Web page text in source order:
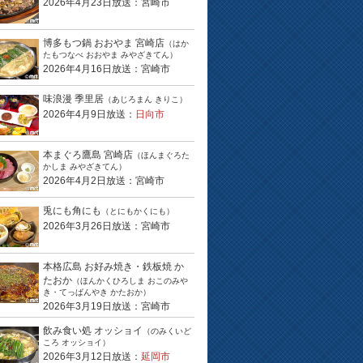
2026年4月23日放送：宮崎市
博多もつ鍋 おおやま 宮崎店 （はか
たもつなべ おおやま みやざきてん）
2026年4月16日放送：宮崎市
味浪漫 季里居 （あじろまん きりこ）
2026年4月9日放送： 日向市
本まぐろ鷹島 宮崎店 （ほんまぐろた
かしま みやざきてん）
2026年4月2日放送：宮崎市
兎にも角にも （とにもかくにも）
2026年3月26日放送：宮崎市
本格広島 お好み焼き・鉄板焼 か
たおか （ほんかくひろしま おこのみや
き・てっぱんやき かたおか）
2026年3月19日放送：宮崎市
飲み食い処 オッショイ
（のみくいど
ころ オッショイ）
2026年3月12日放送： 延岡市